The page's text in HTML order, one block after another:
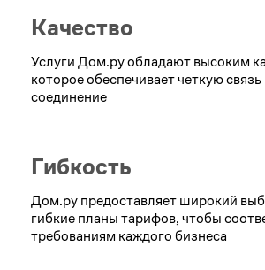
Качество
Услуги Дом.ру обладают высоким
которое обеспечивает четкую
соединение
Гибкость
Дом.ру предоставляет широкий
гибкие планы тарифов, чтобы
требованиям каждого бизнеса